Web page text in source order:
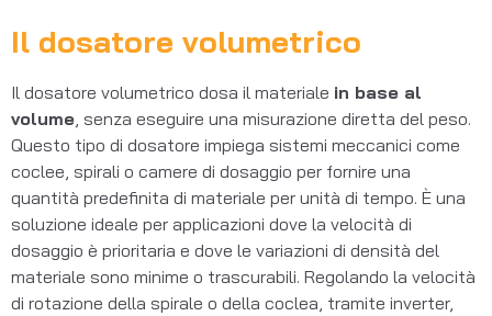
Il dosatore volumetrico
Il dosatore volumetrico dosa il materiale in base al
volume, senza eseguire una misurazione diretta del peso.
Questo tipo di dosatore impiega sistemi meccanici come
coclee, spirali o camere di dosaggio per fornire una
quantità predefinita di materiale per unità di tempo. È una
soluzione ideale per applicazioni dove la velocità di
dosaggio è prioritaria e dove le variazioni di densità del
materiale sono minime o trascurabili. Regolando la velocità
di rotazione della spirale o della coclea, tramite inverter,